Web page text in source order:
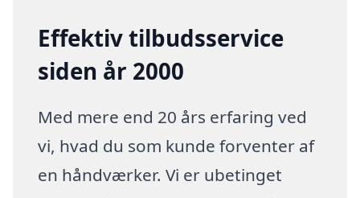
Effektiv tilbudsservice
siden år 2000
Med mere end 20 års erfaring ved
vi, hvad du som kunde forventer af
en håndværker. Vi er ubetinget